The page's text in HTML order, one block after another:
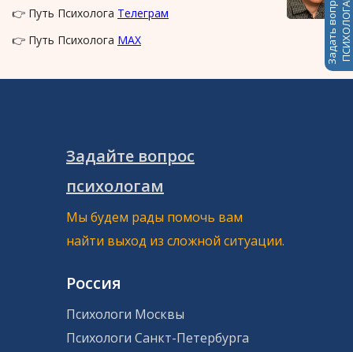
👉 Путь Психолога Телеграм
👉 Путь Психолога MAX Задать вопросПСИХОЛОГАМ
Задайте вопрос
психологам
Мы будем рады помочь вам
найти выход из сложной ситуации.
Россия
Психологи Москвы
Психологи Санкт-Петербурга